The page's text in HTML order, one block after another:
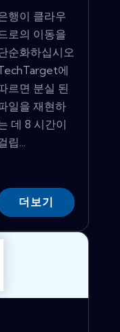
행이 클라우
로의 이동을
순화하십시오
에
르면 분실 된
일을 재현하
데 8 시간이
립...
더보기